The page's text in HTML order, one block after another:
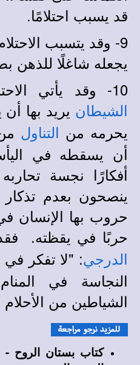
قد يسبب احتلامًا.
9- وقد يتسبب
يجعله شاغلًا للذهن
10- وقد يأتي الاحتلام عن حرب من
الشيطان يريد بها
يحرمه من
التناول
أن يسقطه في
أفكارًا نجسة
ينصحون بعدم تذكار
حروب بها الإنسان
حربًا في يقظته.
الدرجي: "لا تفكر في
النجاسة في
الشياطين من
كتاب بستان الروح -